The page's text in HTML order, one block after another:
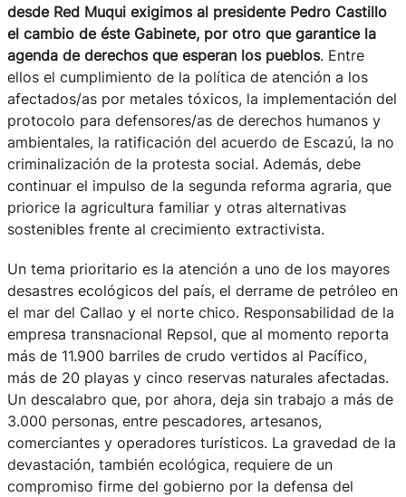
desde Red Muqui exigimos al presidente Pedro Castillo
el cambio de éste Gabinete, por otro que garantice la
agenda de derechos que esperan los pueblos. Entre
ellos el cumplimiento de la política de atención a los
afectados/as por metales tóxicos, la implementación del
protocolo para defensores/as de derechos humanos y
ambientales, la ratificación del acuerdo de Escazú, la no
criminalización de la protesta social. Además, debe
continuar el impulso de la segunda reforma agraria, que
priorice la agricultura familiar y otras alternativas
sostenibles frente al crecimiento extractivista.
Un tema prioritario es la atención a uno de los mayores
desastres ecológicos del país, el derrame de petróleo en
el mar del Callao y el norte chico. Responsabilidad de la
empresa transnacional Repsol, que al momento reporta
más de 11.900 barriles de crudo vertidos al Pacífico,
más de 20 playas y cinco reservas naturales afectadas.
Un descalabro que, por ahora, deja sin trabajo a más de
3.000 personas, entre pescadores, artesanos,
comerciantes y operadores turísticos. La gravedad de la
devastación, también ecológica, requiere de un
compromiso firme del gobierno por la defensa del